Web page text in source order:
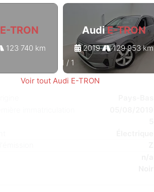
E-TRON
123 740 km
AudiE-TRON
2019
129 953 km
1 / 1
Voir tout Audi E-TRON